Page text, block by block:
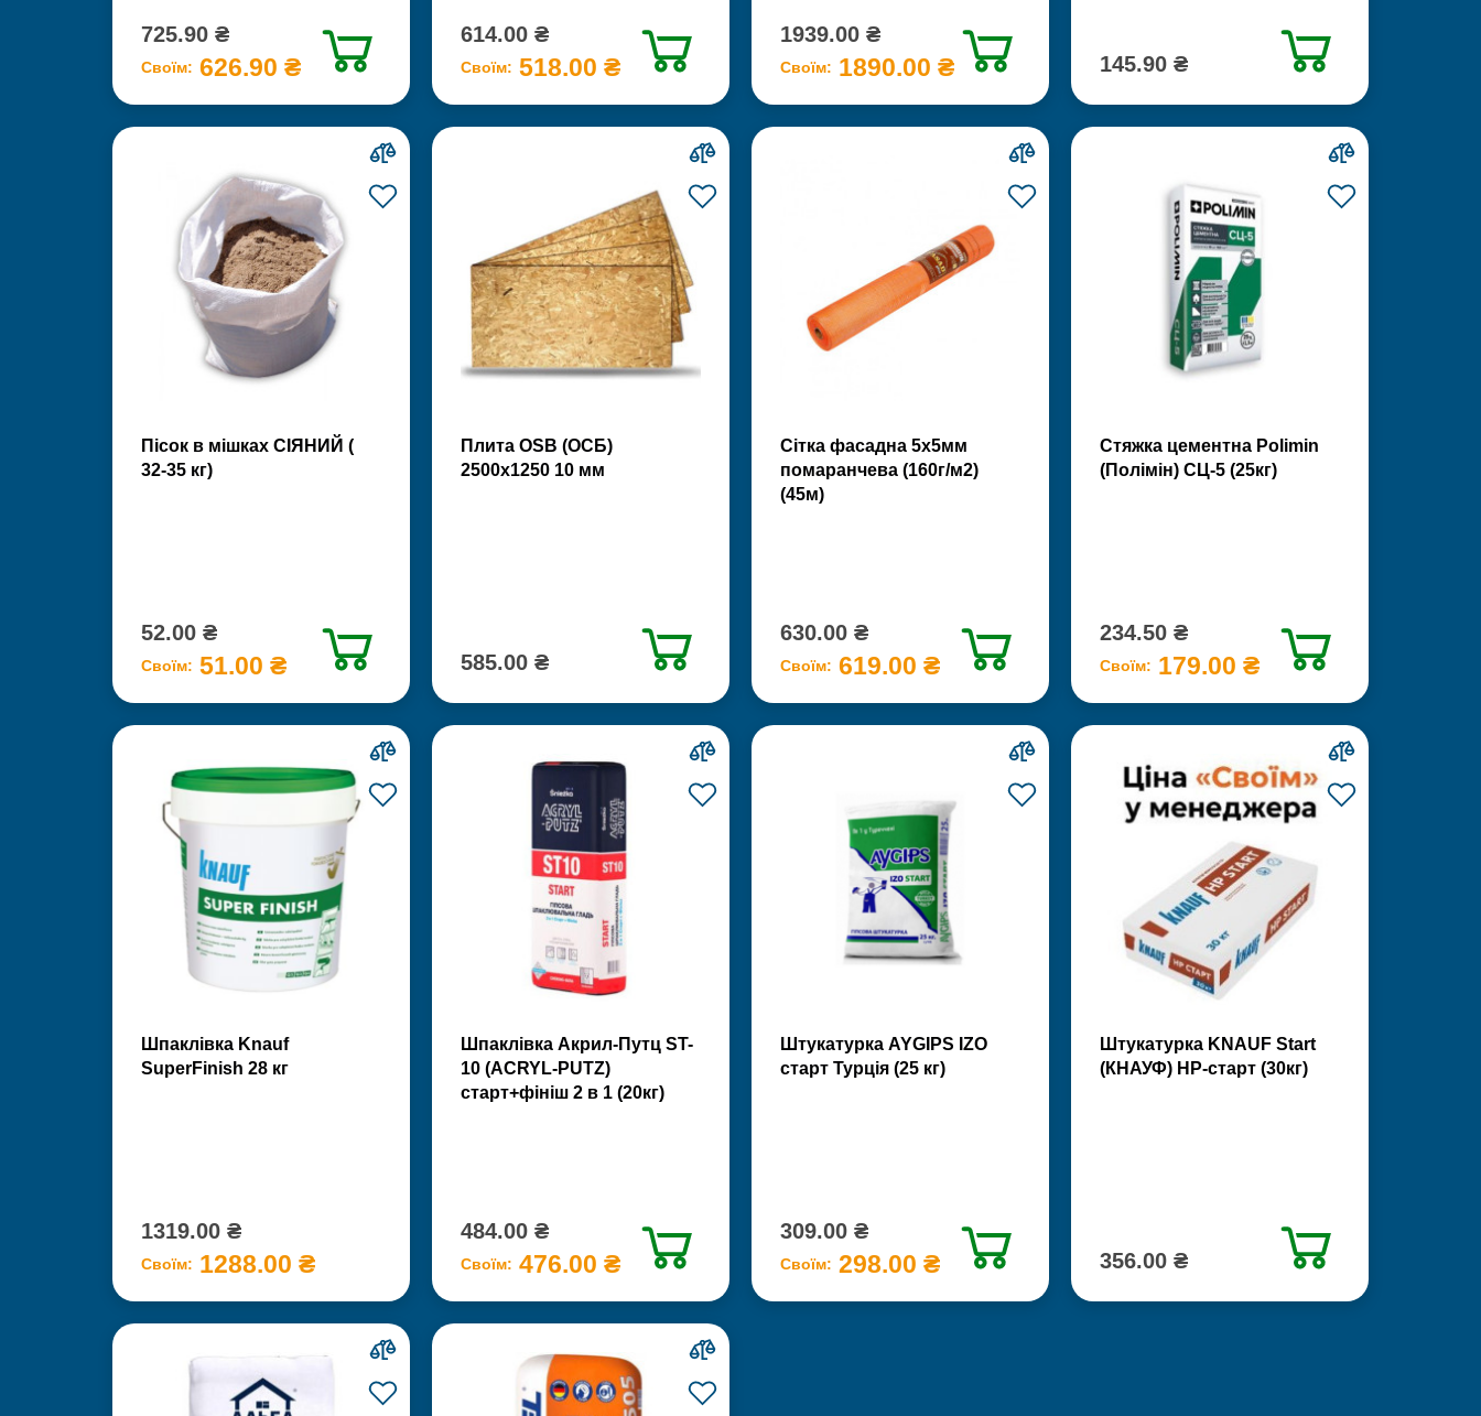
725.90 ₴
Своїм: 626.90 ₴
614.00 ₴
Своїм: 518.00 ₴
1939.00 ₴
Своїм: 1890.00 ₴ 145.90 ₴
Пісок в мішках СІЯНИЙ (
32-35 кг)
52.00 ₴
Своїм: 51.00 ₴
Плита OSB (ОСБ)
2500х1250 10 мм
585.00 ₴
Сітка фасадна 5х5мм
помаранчева (160г/м2)
(45м)
630.00 ₴
Своїм: 619.00 ₴
Стяжка цементна Polimin
(Полімін) СЦ-5 (25кг)
234.50 ₴
Своїм: 179.00 ₴
Шпаклівка Knauf
SuperFinish 28 кг
1319.00 ₴
Своїм: 1288.00 ₴
Шпаклівка Акрил-Путц ST-
10 (ACRYL-PUTZ)
старт+фініш 2 в 1 (20кг)
484.00 ₴
Своїм: 476.00 ₴
Штукатурка AYGIPS IZO
старт Турція (25 кг)
309.00 ₴
Своїм: 298.00 ₴
Штукатурка KNAUF Start
(КНАУФ) НР-старт (30кг)
356.00 ₴